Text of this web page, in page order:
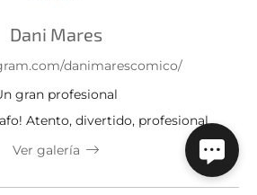
Dani Mares
danimarescomico/
gran profesional
Atento, divertido, profesional
Ver galería